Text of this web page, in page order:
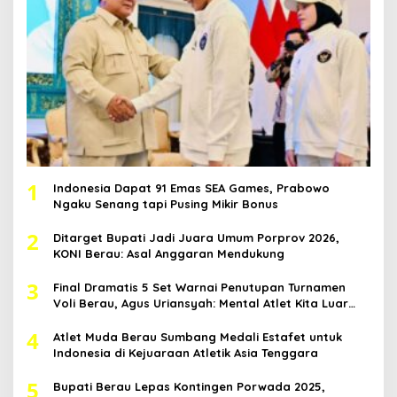
1
Indonesia Dapat 91 Emas SEA Games, Prabowo
Ngaku Senang tapi Pusing Mikir Bonus
2
Ditarget Bupati Jadi Juara Umum Porprov 2026,
KONI Berau: Asal Anggaran Mendukung
3
Final Dramatis 5 Set Warnai Penutupan Turnamen
Voli Berau, Agus Uriansyah: Mental Atlet Kita Luar
4
Atlet Muda Berau Sumbang Medali Estafet untuk
Indonesia di Kejuaraan Atletik Asia Tenggara
5
Bupati Berau Lepas Kontingen Porwada 2025,